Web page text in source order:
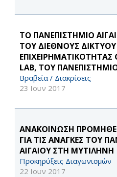
ΤΟ ΠΑΝΕΠΙΣΤΗΜΙΟ
ΤΟΥ ΔΙΕΘΝΟΥΣ ΔΙΚΤΥΟΥ
ΕΠΙΧΕΙΡΗΜΑΤΙΚΟΤΗΤΑΣ
LAB, ΤΟΥ
Βραβεία / Διακρίσεις
23 Ιουν 2017
ΑΝΑΚΟΙΝΩΣΗ
ΓΙΑ ΤΙΣ ΑΝΑΓΚΕΣ ΤΟΥ
ΑΙΓΑΙΟΥ ΣΤΗ ΜΥΤΙΛΗΝΗ
Προκηρύξεις Διαγωνισμών
22 Ιουν 2017